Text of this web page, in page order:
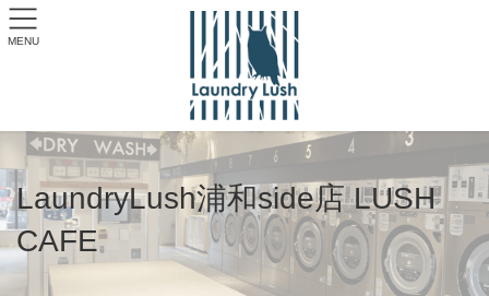
LaundryLush浦和side店 LUSH
CAFE
MENU